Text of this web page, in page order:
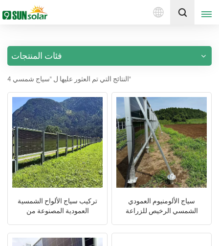
العربية
Deutsch
русский
italiano
español
português
العربية
日本語
إقتبس
فئات المنتجات
4 النتائج التي تم العثور عليها ل "سياج شمسي"
تركيب سياج الألواح الشمسية
العمودية المصنوعة من
سياج الألومنيوم العمودي
الشمسي الرخيص للزراعة